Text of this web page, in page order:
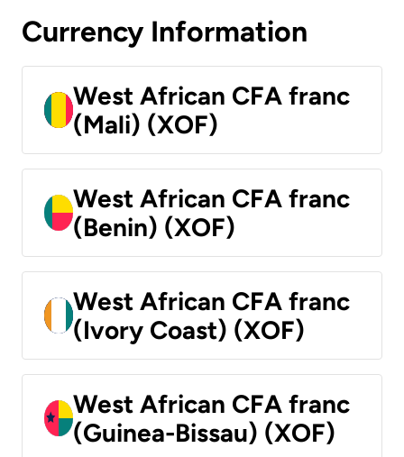
Currency Information
West African CFA franc
(Mali) (XOF)
West African CFA franc
(Benin) (XOF)
West African CFA franc
(Ivory Coast) (XOF)
West African CFA franc
(Guinea-Bissau) (XOF)